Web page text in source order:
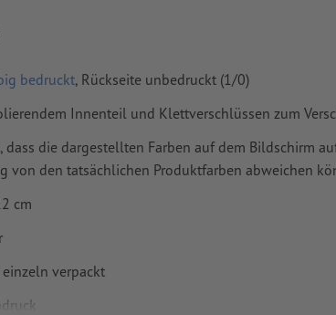
bedruckt, Rückseite unbedruckt (1/0)
Innenteil und Klettverschlüssen zum
dass die dargestellten Farben auf dem Bildschirm
von den tatsächlichen Produktfarben abweichen
cm
verpackt